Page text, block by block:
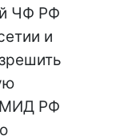
ЧФ РФ
и
МИД РФ